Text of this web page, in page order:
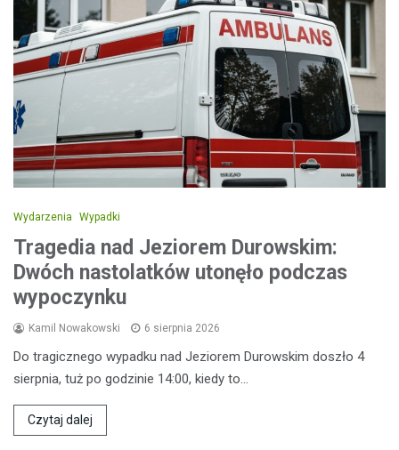
Wydarzenia Wypadki
Tragedia nad Jeziorem Durowskim:
Dwóch nastolatków utonęło podczas
wypoczynku
Kamil Nowakowski 6 sierpnia 2026
Do tragicznego wypadku nad Jeziorem Durowskim doszło 4
sierpnia, tuż po godzinie 14:00, kiedy to…
Czytaj dalej